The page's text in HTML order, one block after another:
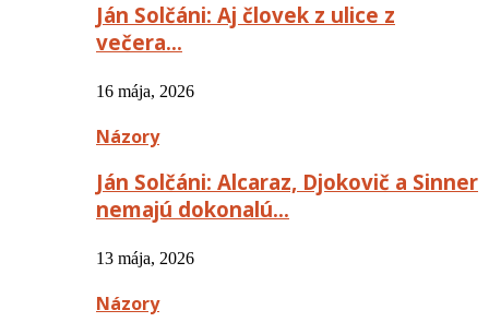
Ján Solčáni: Aj človek z ulice z
večera…
16 mája, 2026
Názory
Ján Solčáni: Alcaraz, Djokovič a Sinner
nemajú dokonalú…
13 mája, 2026
Názory